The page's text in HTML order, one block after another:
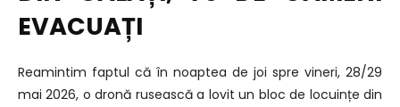
EVACUAȚI
Reamintim faptul că în noaptea de joi spre vineri, 28/29
mai 2026, o dronă rusească a lovit un bloc de locuințe din